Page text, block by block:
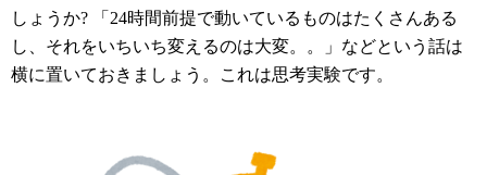
しょうか? 「24時間前提で動いているものはたくさんある
し、それをいちいち変えるのは大変。。」などという話は
横に置いておきましょう。これは思考実験です。